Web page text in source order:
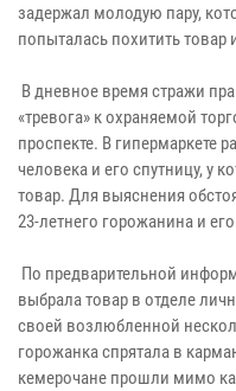
задержал молодую пару,
попыталась похитить товар
В дневное время стражи
«тревога» к охраняемой
проспекте. В гипермаркете
человека и его спутницу, у
товар. Для выяснения
23-летнего горожанина и
По предварительной
выбрала товар в отделе
своей возлюбленной
горожанка спрятала в
кемерочане прошли мимо